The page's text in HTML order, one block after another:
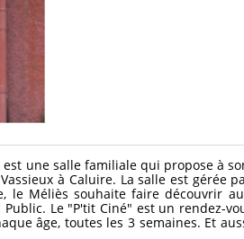
est une salle familiale qui propose à
à Caluire. La salle est gérée
le Méliès souhaite faire découvrir
Le "P'tit Ciné" est un rendez-
âge, toutes les 3 semaines. Et